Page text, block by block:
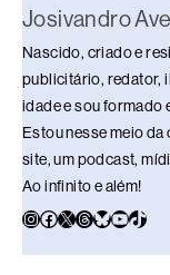
Josivandro
Nascido, criado e
publicitário, redator,
idade e sou formado
Estou nesse meio da
site, um podcast,
Ao infinito e além!